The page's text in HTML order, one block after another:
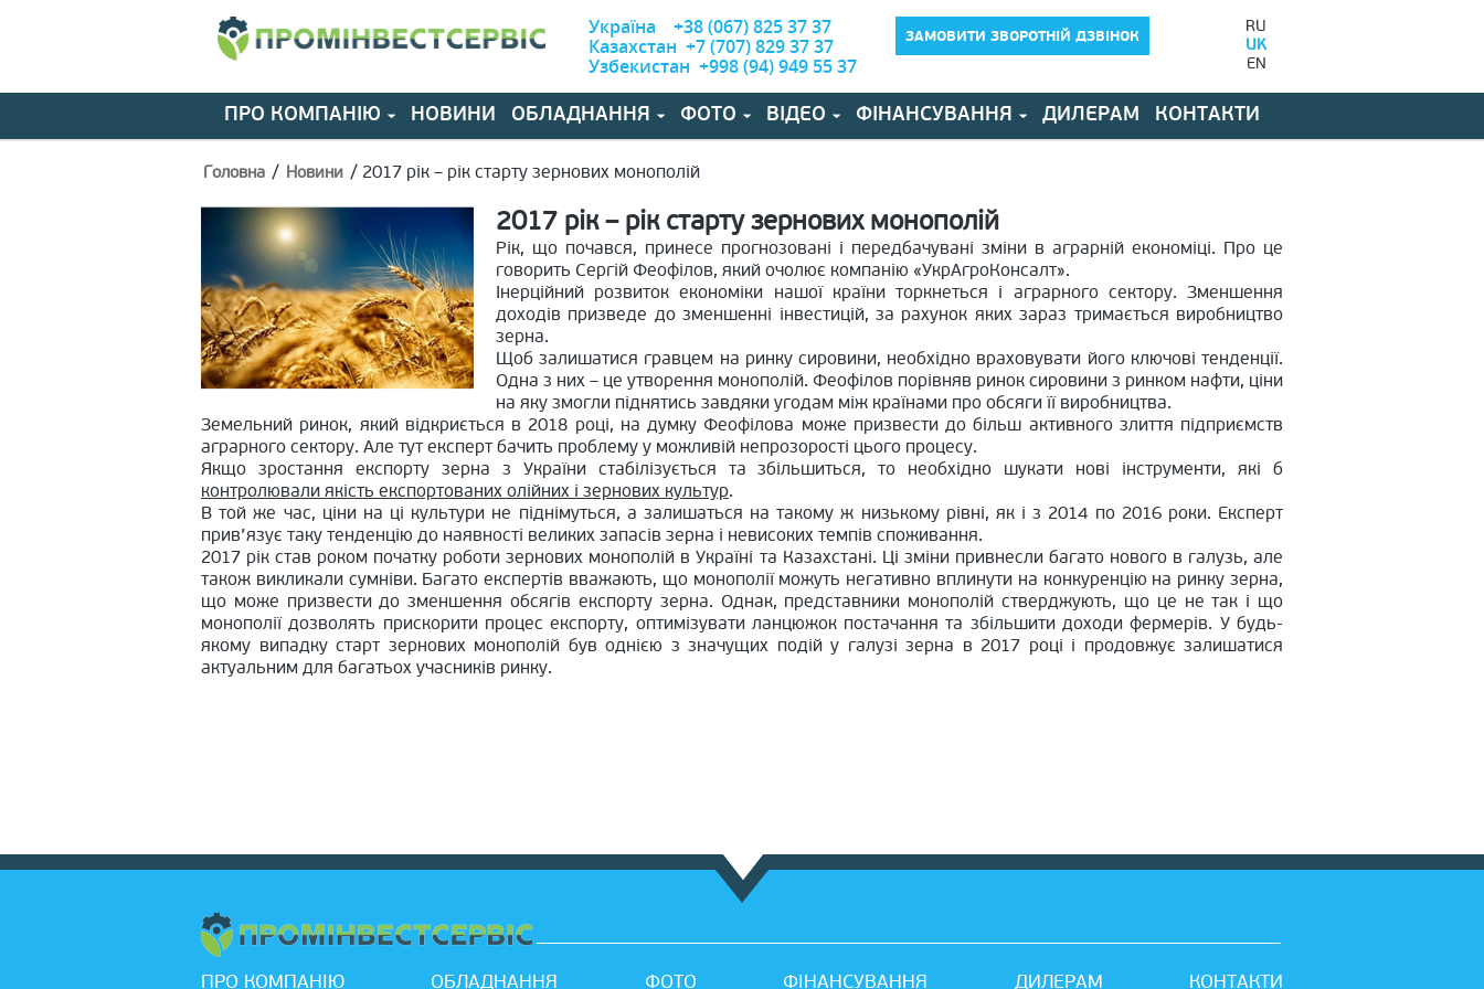
Україна +38 (067) 825 37 37
Казахстан +7 (707) 829 37 37
Узбекистан +998 (94) 949 55 37
ЗАМОВИТИ ЗВОРОТНІЙ ДЗВІНОК
RU
UK
EN
ПРО КОМПАНІЮ НОВИНИ ОБЛАДНАННЯ ФОТО ВІДЕО ФІНАНСУВАННЯ ДИЛЕРАМ КОНТАКТИ
Головна / Новини / 2017 рік – рік старту зернових монополій
2017 рік – рік старту зернових монополій
Рік, що почався, принесе прогнозовані і передбачувані зміни в аграрній економіці. Про це
говорить Сергій Феофілов, який очолює компанію «УкрАгроКонсалт».
Інерційний розвиток економіки нашої країни торкнеться і аграрного сектору. Зменшення
доходів призведе до зменшенні інвестицій, за рахунок яких зараз тримається виробництво
зерна.
Щоб залишатися гравцем на ринку сировини, необхідно враховувати його ключові тенденції.
Одна з них – це утворення монополій. Феофілов порівняв ринок сировини з ринком нафти, ціни
на яку змогли піднятись завдяки угодам між країнами про обсяги її виробництва.
Земельний ринок, який відкриється в 2018 році, на думку Феофілова може призвести до більш активного злиття підприємств
аграрного сектору. Але тут експерт бачить проблему у можливій непрозорості цього процесу.
Якщо зростання експорту зерна з України стабілізується та збільшиться, то необхідно шукати нові інструменти, які б
контролювали якість експортованих олійних і зернових культур.
В той же час, ціни на ці культури не піднімуться, а залишаться на такому ж низькому рівні, як і з 2014 по 2016 роки. Експерт
прив’язує таку тенденцію до наявності великих запасів зерна і невисоких темпів споживання.
2017 рік став роком початку роботи зернових монополій в Україні та Казахстані. Ці зміни привнесли багато нового в галузь, але
також викликали сумніви. Багато експертів вважають, що монополії можуть негативно вплинути на конкуренцію на ринку зерна,
що може призвести до зменшення обсягів експорту зерна. Однак, представники монополій стверджують, що це не так і що
монополії дозволять прискорити процес експорту, оптимізувати ланцюжок постачання та збільшити доходи фермерів. У будь-
якому випадку старт зернових монополій був однією з значущих подій у галузі зерна в 2017 році і продовжує залишатися
актуальним для багатьох учасників ринку.
ПРО КОМПАНІЮ ОБЛАДНАННЯ ФОТО ФІНАНСУВАННЯ ДИЛЕРАМ КОНТАКТИ